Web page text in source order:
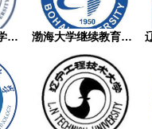
沈阳航空航天大学继续教育学院成人高考 渤海大学继续教育学院成人高考